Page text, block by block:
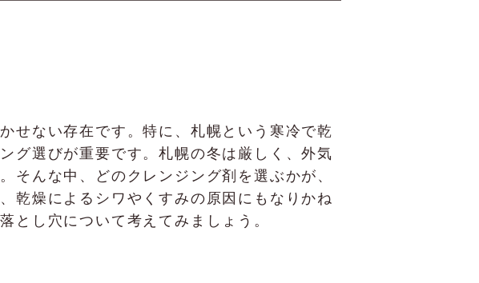
せない存在です。特に、札幌という寒冷で乾
グ選びが重要です。札幌の冬は厳しく、外気
そんな中、どのクレンジング剤を選ぶかが、
乾燥によるシワやくすみの原因にもなりかね
とし穴について考えてみましょう。